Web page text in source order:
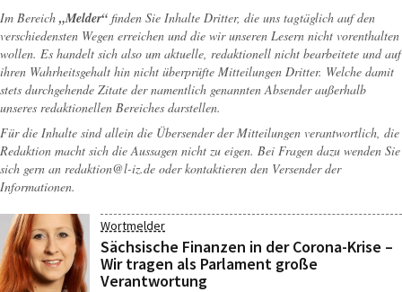
Im Bereich „Melder“ finden Sie Inhalte Dritter, die uns tagtäglich auf den
verschiedensten Wegen erreichen und die wir unseren Lesern nicht vorenthalten
wollen. Es handelt sich also um aktuelle, redaktionell nicht bearbeitete und auf
ihren Wahrheitsgehalt hin nicht überprüfte Mitteilungen Dritter. Welche damit
stets durchgehende Zitate der namentlich genannten Absender außerhalb
unseres redaktionellen Bereiches darstellen.
Für die Inhalte sind allein die Übersender der Mitteilungen verantwortlich, die
Redaktion macht sich die Aussagen nicht zu eigen. Bei Fragen dazu wenden Sie
sich gern an redaktion@l-iz.de oder kontaktieren den Versender der
Informationen.
Wortmelder
Sächsische Finanzen in der Corona-Krise –
Wir tragen als Parlament große
Verantwortung